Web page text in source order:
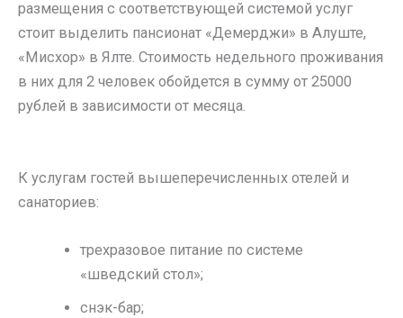
размещения с соответствующей системой услуг
стоит выделить пансионат «Демерджи» в Алуште,
«Мисхор» в Ялте. Стоимость недельного проживания
в них для 2 человек обойдется в сумму от 25000
рублей в зависимости от месяца.
К услугам гостей вышеперечисленных отелей и
санаториев:
трехразовое питание по системе
«шведский стол»;
снэк-бар;